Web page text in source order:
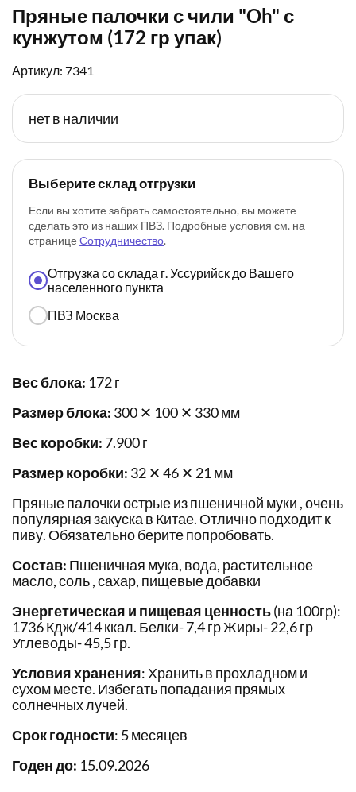
Пряные палочки с чили "Oh" с
кунжутом (172 гр упак)
Артикул: 7341
нет в наличии
Выберите склад отгрузки
Если вы хотите забрать самостоятельно, вы можете
сделать это из наших ПВЗ. Подробные условия см. на
странице Сотрудничество.
Отгрузка со склада г. Уссурийск до Вашего
населенного пункта
ПВЗ Москва
Вес блока: 172 г
Размер блока: 300 ✕ 100 ✕ 330 мм
Вес коробки: 7.900 г
Размер коробки: 32 ✕ 46 ✕ 21 мм
Пряные палочки острые из пшеничной муки , очень
популярная закуска в Китае. Отлично подходит к
пиву. Обязательно берите попробовать.
Состав: Пшеничная мука, вода, растительное
масло, соль , сахар, пищевые добавки
Энергетическая и пищевая ценность(на 100гр):
1736 Кдж/414 ккал. Белки- 7,4 гр Жиры- 22,6 гр
Углеводы- 45,5 гр.
Условия хранения: Хранить в прохладном и
сухом месте. Избегать попадания прямых
солнечных лучей.
Срок годности: 5 месяцев
Годен до: 15.09.2026